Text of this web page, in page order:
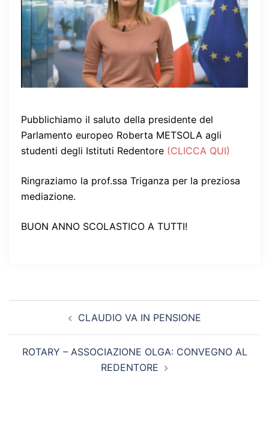
Pubblichiamo il saluto della presidente del
Parlamento europeo Roberta METSOLA agli
studenti degli Istituti Redentore (CLICCA QUI)
Ringraziamo la prof.ssa Triganza per la preziosa
mediazione.
BUON ANNO SCOLASTICO A TUTTI!
CLAUDIO VA IN PENSIONE
ROTARY – ASSOCIAZIONE OLGA: CONVEGNO AL
REDENTORE